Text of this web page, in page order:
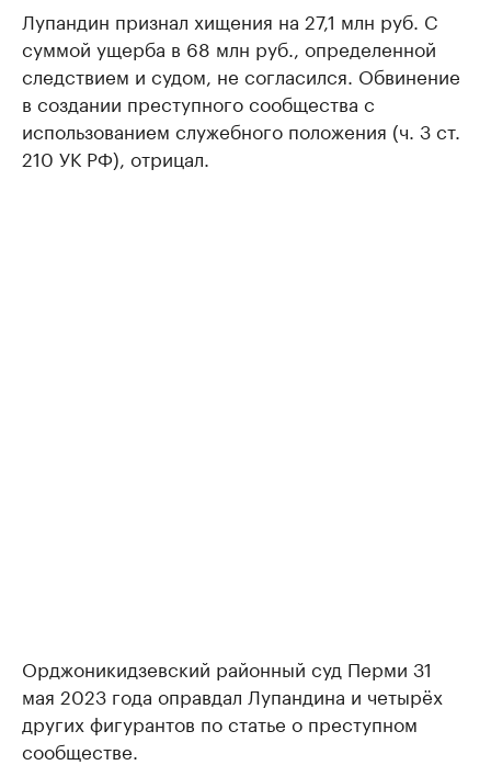
Лупандин признал хищения на 27,1 млн руб. С
суммой ущерба в 68 млн руб., определенной
следствием и судом, не согласился. Обвинение
в создании преступного сообщества с
использованием служебного положения (ч. 3 ст.
210 УК РФ), отрицал.
Орджоникидзевский районный суд Перми 31
мая 2023 года оправдал Лупандина и четырёх
других фигурантов по статье о преступном
сообществе.